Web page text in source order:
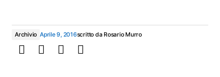
Archivio Aprile 9, 2016scritto da Rosario Murro